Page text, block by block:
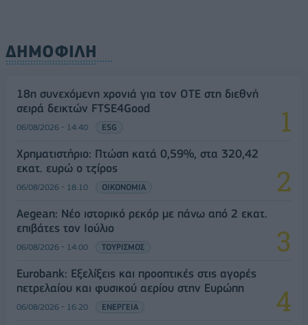
ΔΗΜΟΦΙΛΗ
18η συνεχόμενη χρονιά για τον ΟΤΕ στη διεθνή
σειρά δεικτών FTSE4Good
06/08/2026 - 14:40 ESG
Χρηματιστήριο: Πτώση κατά 0,59%, στα 320,42
εκατ. ευρώ ο τζίρος
06/08/2026 - 18:10 ΟΙΚΟΝΟΜΙΑ
Aegean: Νέο ιστορικό ρεκόρ με πάνω από 2 εκατ.
επιβάτες τον Ιούλιο
06/08/2026 - 14:00 ΤΟΥΡΙΣΜΟΣ
Eurobank: Εξελίξεις και προοπτικές στις αγορές
πετρελαίου και φυσικού αερίου στην Ευρώπη
06/08/2026 - 16:20 ΕΝΕΡΓΕΙΑ